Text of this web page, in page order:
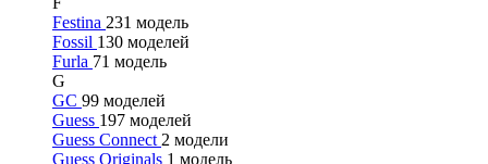
Festina 231 модель
Fossil 130 моделей
Furla 71 модель
G
GC 99 моделей
Guess 197 моделей
Guess Connect 2 модели
Guess Originals 1 модель